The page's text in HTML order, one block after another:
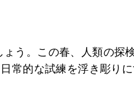
う。この春、人類の探
常的な試練を浮き彫り